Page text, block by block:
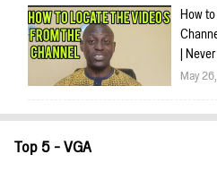
How
|
May
Top 5 - VGA